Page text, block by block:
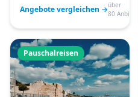
Angebote vergleichen →über
80 Anbieter
Pauschalreisen